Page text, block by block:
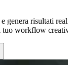
genera risultati
tuo workflow